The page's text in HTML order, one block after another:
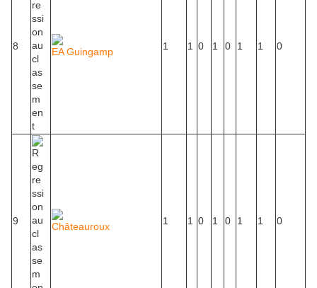
8 EA Guingamp 1 1 0 1 0 1 1 0
9 Châteauroux 1 1 0 1 0 1 1 0